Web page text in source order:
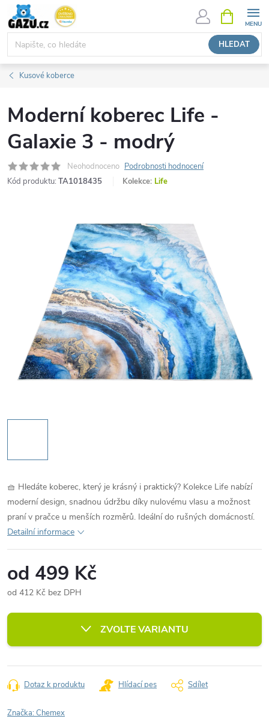
Přejít
obsah
HLEDAT
NÁKUPNÍ
KOŠÍK
Kusové koberce
Moderní koberec Life -
Galaxie 3 - modrý
Neohodnoceno Podrobnosti hodnocení
Kód produktu: TA1018435 Kolekce: Life
🧺 Hledáte koberec, který je krásný i praktický? Kolekce Life nabízí
moderní design, snadnou údržbu díky nulovému vlasu a možnost
praní v pračce u menších rozměrů. Ideální do rušných domácností.
Detailní informace
od 499 Kč
od 412 Kč bez DPH
cena:
ZVOLTE VARIANTU
Dotaz k produktu Hlídací pes Sdílet
Značka:Chemex